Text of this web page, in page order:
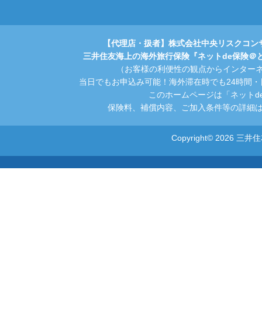
【代理店・扱者】株式会社中央リスクコ
三井住友海上の海外旅行保険『ネットde保険
（お客様の利便性の観点からインタ
当日でもお申込み可能！海外滞在時でも24時間
このホームページは「ネット
保険料、補償内容、ご加入条件等の詳細
Copyright© 2026 三井